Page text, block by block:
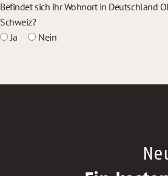
Befindet sich ihr Wohnort in Deutschland
Schweiz?
Ja
Nein